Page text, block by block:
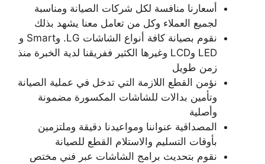
أسعارنا منافسة لكل شركات الصيانة ومناسبة
لجميع العملاء وكل من تعامل معنا يشهد بذلك
نقوم بصيانة كافة أنواع الشاشات LG. وSmart و
LED وLCD وغيرها الكثير ففريقنا لدية الخبرة منذ
زمن طويل
نؤمن القطع اللازمة التي تدخل في عملية الصيانة
وتأمين بدالات للشاشات المكسورة مضمونة
وأصلية
المصداقية عنواننا ومواعيدنا دقيقة وملتزمين
بأوقات التسليم والاستلام القطع للصيانة
نقوم بتحديث برامج الشاشات عبر فني مختص